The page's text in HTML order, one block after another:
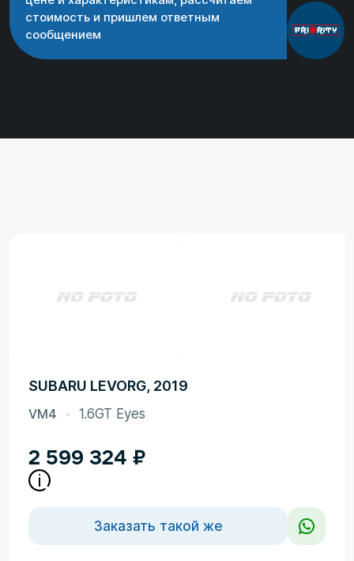
стоимость и пришлем ответным
сообщением
SUBARU LEVORG, 2019
VM4 1.6GT Eyes
2 599 324 ₽
Заказать такой же